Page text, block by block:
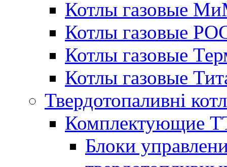
Котлы газовые
Котлы газовые
Котлы газовые
Котлы газовые
Твердотопаливні
Комплектующие
Блоки